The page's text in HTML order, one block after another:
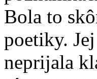
Bola to
poetiky.
neprijala